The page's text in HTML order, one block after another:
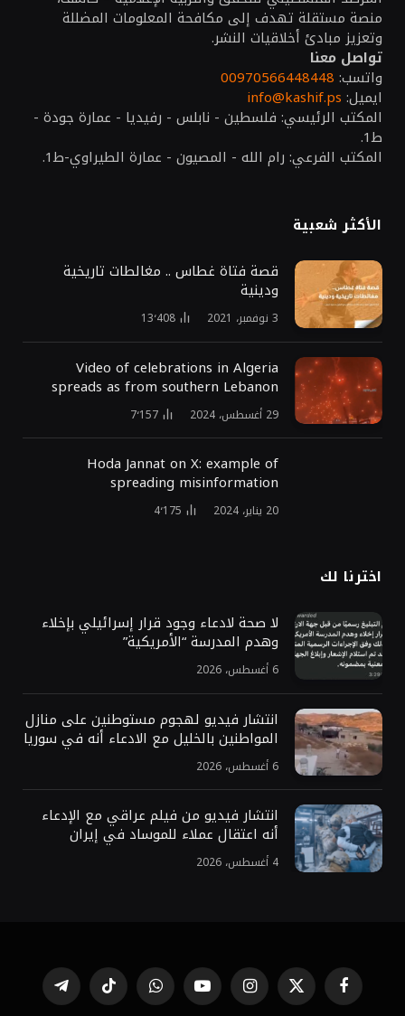
منصة مستقلة تهدف إلى مكافحة المعلومات المضللة
وتعزيز مبادئ أخلاقيات النشر.
تواصل معنا
واتسب: 00970566448448
ايميل: info@kashif.ps
المكتب الرئيسي: فلسطين - نابلس - رفيديا - عمارة جودة -
ط1.
المكتب الفرعي: رام الله - المصيون - عمارة الطيراوي-ط1.
الأكثر شعبية
قصة فتاة غطاس .. مغالطات تاريخية
ودينية
3 نوفمبر، 2021 13٬408
Video of celebrations in Algeria
spreads as from southern Lebanon
29 أغسطس، 2024 7٬157
Hoda Jannat on X: example of
spreading misinformation
20 يناير، 2024 4٬175
اخترنا لك
لا صحة لادعاء وجود قرار إسرائيلي بإخلاء
وهدم المدرسة “الأمريكية”
6 أغسطس، 2026
انتشار فيديو لهجوم مستوطنين على منازل
المواطنين بالخليل مع الادعاء أنه في سوريا
6 أغسطس، 2026
انتشار فيديو من فيلم عراقي مع الإدعاء
أنه اعتقال عملاء للموساد في إيران
4 أغسطس، 2026
فيسبوك X
(Twitter)
الانستغراميوتيوب واتساب تيكتوك تيلقرام